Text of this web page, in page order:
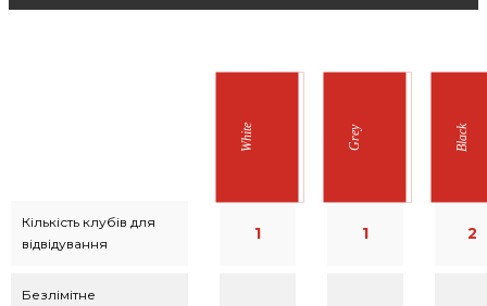
White Grey Black
Кількість клубів для
відвідування
1 1 2
Безлімітне